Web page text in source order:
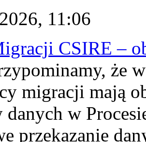
11:06
CSIRE –
że
migracji mają
danych w
przekazanie